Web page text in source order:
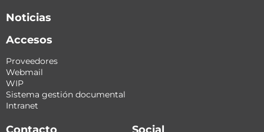
Noticias
Accesos
Proveedores
Webmail
WIP
Sistema gestión documental
Intranet